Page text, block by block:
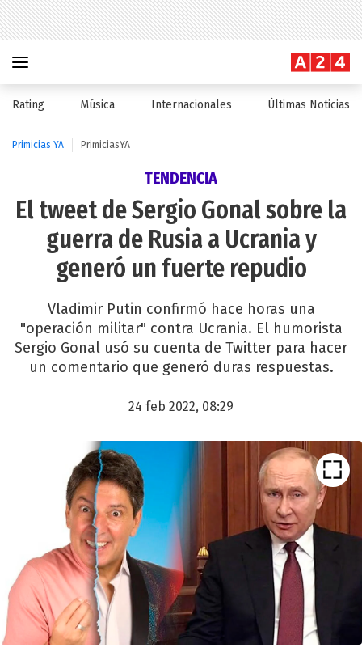
Rating Música Internacionales Últimas Noticias
Primicias YA PrimiciasYA
TENDENCIA
El tweet de Sergio Gonal sobre la
guerra de Rusia a Ucrania y
generó un fuerte repudio
Vladimir Putin confirmó hace horas una
"operación militar" contra Ucrania. El humorista
Sergio Gonal usó su cuenta de Twitter para hacer
un comentario que generó duras respuestas.
24 feb 2022, 08:29